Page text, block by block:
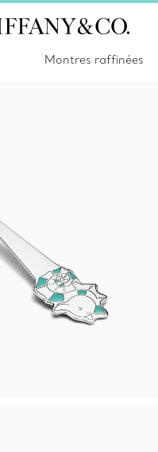
Montres raffinées